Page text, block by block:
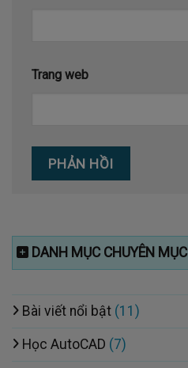
Trang web
DANH MỤC CHUYÊN MỤC
Bài viết nổi bật (11)
Học AutoCAD (7)